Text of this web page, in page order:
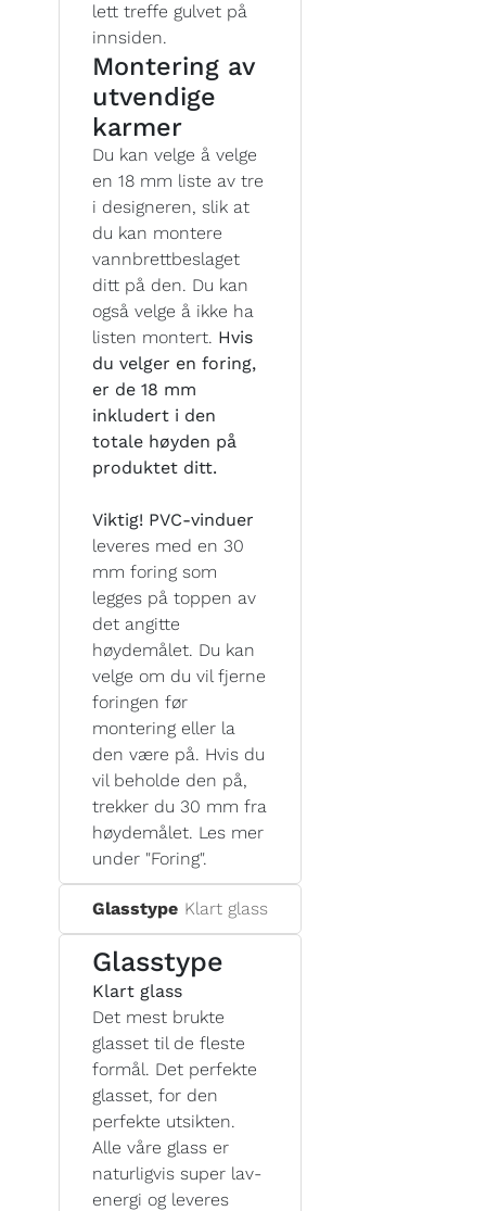
lett treffe gulvet på
innsiden.
Montering av
utvendige
karmer
Du kan velge å velge
en 18 mm liste av tre
i designeren, slik at
du kan montere
vannbrettbeslaget
ditt på den. Du kan
også velge å ikke ha
listen montert. Hvis
du velger en foring,
er de 18 mm
inkludert i den
totale høyden på
produktet ditt.
Viktig! PVC-vinduer
leveres med en 30
mm foring som
legges på toppen av
det angitte
høydemålet. Du kan
velge om du vil fjerne
foringen før
montering eller la
den være på. Hvis du
vil beholde den på,
trekker du 30 mm fra
høydemålet. Les mer
under "Foring".
Glasstype Klart glass
Glasstype
Klart glass
Det mest brukte
glasset til de fleste
formål. Det perfekte
glasset, for den
perfekte utsikten.
Alle våre glass er
naturligvis super lav-
energi og leveres